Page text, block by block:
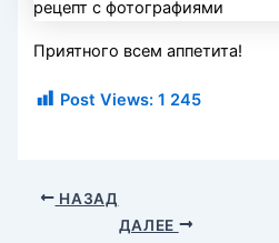
Приятного всем аппетита!
Post Views: 1 245
НАЗАД
ДАЛЕЕ